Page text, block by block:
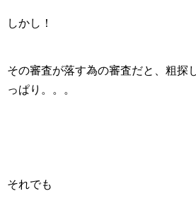
しかし！
その審査が落す為の審査だと、粗探
っぱり。。。
それでも